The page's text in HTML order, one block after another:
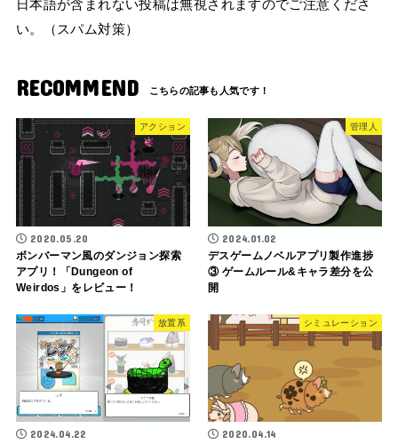
日本語が含まれない投稿は無視されますのでご注意くださ
い。（スパム対策）
RECOMMEND
アクション
2020.05.20
ボンバーマン風のダンジョン探索
アプリ！「Dungeon of
Weirdos」をレビュー！
管理人
2024.01.02
デスゲームノベルアプリ製作進捗
③ ゲームルール&キャラ差分を公
開
放置系
2024.04.22
シミュレーション
2020.04.14